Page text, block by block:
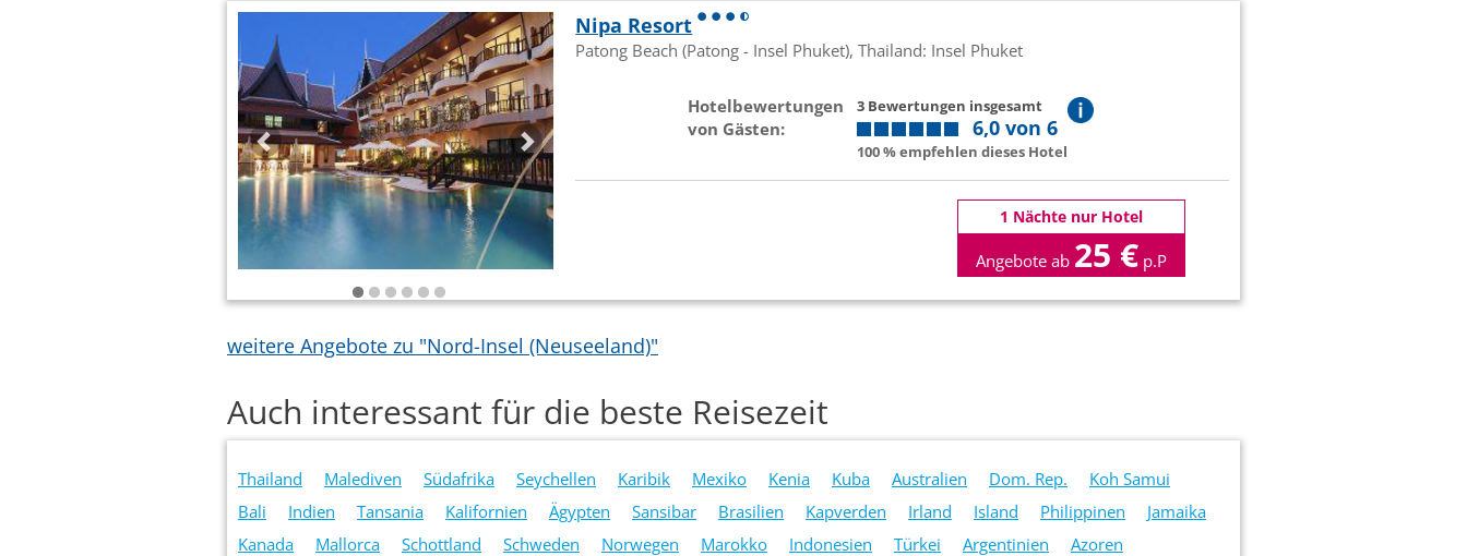
Nipa Resort
Patong Beach (Patong - Insel Phuket), Thailand: Insel Phuket
Hotelbewertungen
von Gästen:
3 Bewertungen insgesamt
6,0 von 6
100 % empfehlen dieses Hotel
1 Nächte nur Hotel
Angebote ab 25 € p.P
weitere Angebote zu "Nord-Insel (Neuseeland)"
Auch interessant für die beste Reisezeit
Thailand Malediven Südafrika Seychellen Karibik Mexiko Kenia Kuba Australien Dom. Rep.
Koh Samui
Bali
Indien Tansania Kalifornien Ägypten Sansibar Brasilien Kapverden Irland Island Philippinen
Jamaika
Kanada
Mallorca Schottland Schweden Norwegen Marokko Indonesien Türkei Argentinien
Azoren